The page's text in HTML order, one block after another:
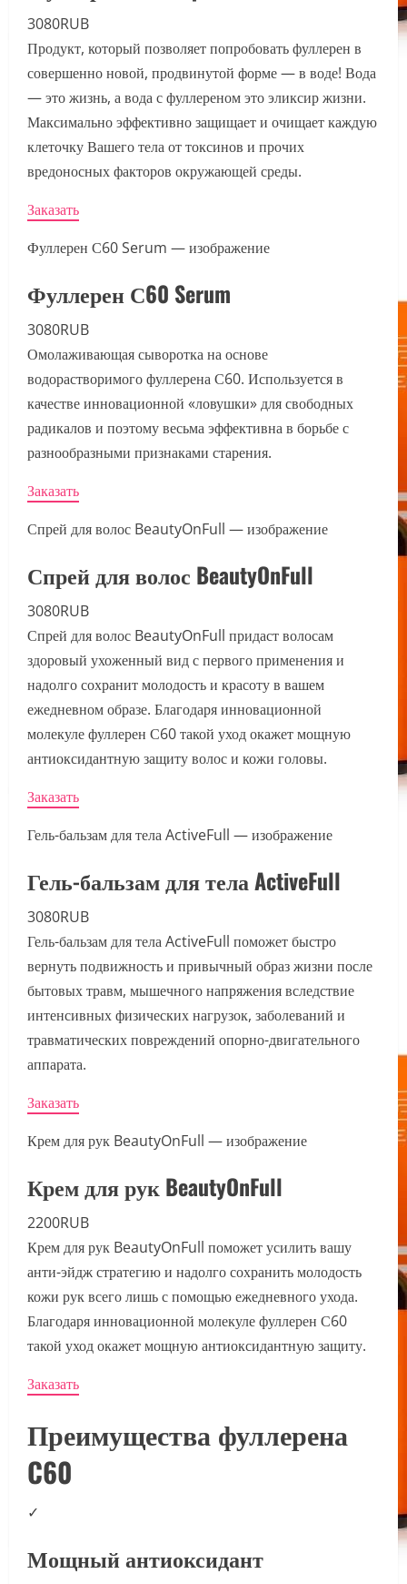
3080RUB
Продукт, который позволяет попробовать фуллерен в
совершенно новой, продвинутой форме — в воде! Вода
— это жизнь, а вода с фуллереном это эликсир жизни.
Максимально эффективно защищает и очищает каждую
клеточку Вашего тела от токсинов и прочих
вредоносных факторов окружающей среды.
Заказать
Фуллерен С60 Serum — изображение
Фуллерен С60 Serum
3080RUB
Омолаживающая сыворотка на основе
водорастворимого фуллерена С60. Используется в
качестве инновационной «ловушки» для свободных
радикалов и поэтому весьма эффективна в борьбе с
разнообразными признаками старения.
Заказать
Спрей для волос BeautyOnFull — изображение
Спрей для волос BeautyOnFull
3080RUB
Спрей для волос BeautyOnFull придаст волосам
здоровый ухоженный вид с первого применения и
надолго сохранит молодость и красоту в вашем
ежедневном образе. Благодаря инновационной
молекуле фуллерен С60 такой уход окажет мощную
антиоксидантную защиту волос и кожи головы.
Заказать
Гель-бальзам для тела ActiveFull — изображение
Гель-бальзам для тела ActiveFull
3080RUB
Гель-бальзам для тела ActiveFull поможет быстро
вернуть подвижность и привычный образ жизни после
бытовых травм, мышечного напряжения вследствие
интенсивных физических нагрузок, заболеваний и
травматических повреждений опорно-двигательного
аппарата.
Заказать
Крем для рук BeautyOnFull — изображение
Крем для рук BeautyOnFull
2200RUB
Крем для рук BeautyOnFull поможет усилить вашу
анти-эйдж стратегию и надолго сохранить молодость
кожи рук всего лишь с помощью ежедневного ухода.
Благодаря инновационной молекуле фуллерен С60
такой уход окажет мощную антиоксидантную защиту.
Заказать
Преимущества фуллерена
C60
✓
Мощный антиоксидант